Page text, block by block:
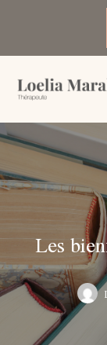
Les